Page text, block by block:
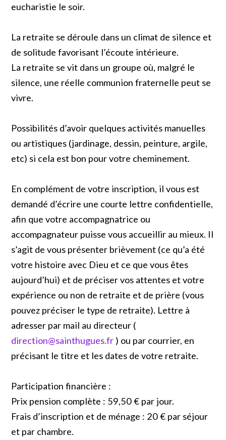
eucharistie le soir.
La retraite se déroule dans un climat de silence et
de solitude favorisant l’écoute intérieure.
La retraite se vit dans un groupe où, malgré le
silence, une réelle communion fraternelle peut se
vivre.
Possibilités d’avoir quelques activités manuelles
ou artistiques (jardinage, dessin, peinture, argile,
etc) si cela est bon pour votre cheminement.
En complément de votre inscription, il vous est
demandé d’écrire une courte lettre confidentielle,
afin que votre accompagnatrice ou
accompagnateur puisse vous accueillir au mieux. Il
s’agit de vous présenter brièvement (ce qu’a été
votre histoire avec Dieu et ce que vous êtes
aujourd’hui) et de préciser vos attentes et votre
expérience ou non de retraite et de prière (vous
pouvez préciser le type de retraite). Lettre à
adresser par mail au directeur (
direction@sainthugues.fr ) ou par courrier, en
précisant le titre et les dates de votre retraite.
Participation financière :
Prix pension complète : 59,50 € par jour.
Frais d’inscription et de ménage : 20 € par séjour
et par chambre.